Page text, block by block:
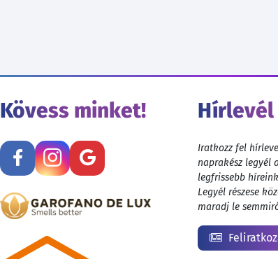
Kövess minket! Hírlevél
Iratkozz fel
naprakész legyél
legfrissebb
Legyél részese
maradj le